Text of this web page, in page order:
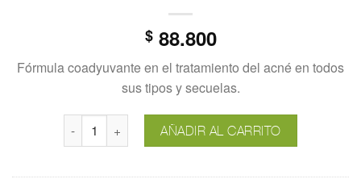
$88.800
Fórmula coadyuvante en el tratamiento del acné en todos
sus tipos y secuelas.
Antiblemish Cream cantidadAÑADIR AL CARRITO